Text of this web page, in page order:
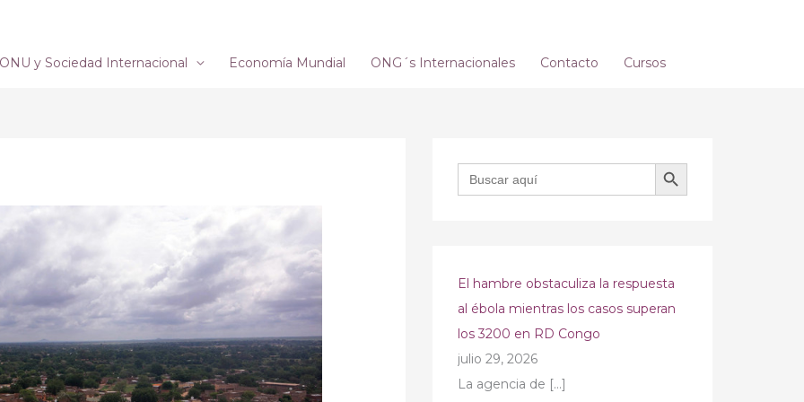
ONU y Sociedad Internacional Economía Mundial ONG´s Internacionales Contacto Cursos
Buscar: BOTÓN DE BÚSQUEDA
El hambre obstaculiza la respuesta
al ébola mientras los casos superan
los 3200 en RD Congo
julio 29, 2026
La agencia de […]